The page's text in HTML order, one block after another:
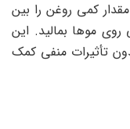
کمی روغن را بین
روی موها بمالید. این
تأثیرات منفی کمک